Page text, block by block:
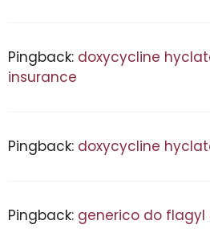
Pingback: doxycycline
insurance
Pingback: doxycycline
Pingback: generico do